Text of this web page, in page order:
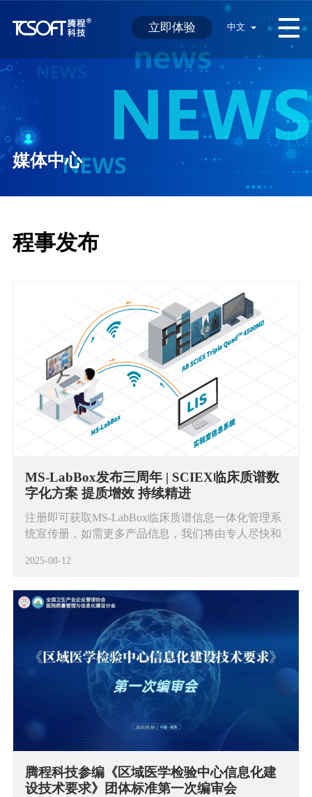
立即体验 中文
媒体中心
程事发布
MS-LabBox发布三周年 | SCIEX临床质谱数
字化方案 提质增效 持续精进
注册即可获取MS-LabBox临床质谱信息一体化管理系
统宣传册，如需更多产品信息，我们将由专人尽快和
2025-08-12
腾程科技参编《区域医学检验中心信息化建
设技术要求》团体标准第一次编审会